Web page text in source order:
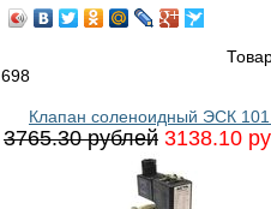
698
Клапан соленоидный ЭСК
3765.30 рублей 3138.10